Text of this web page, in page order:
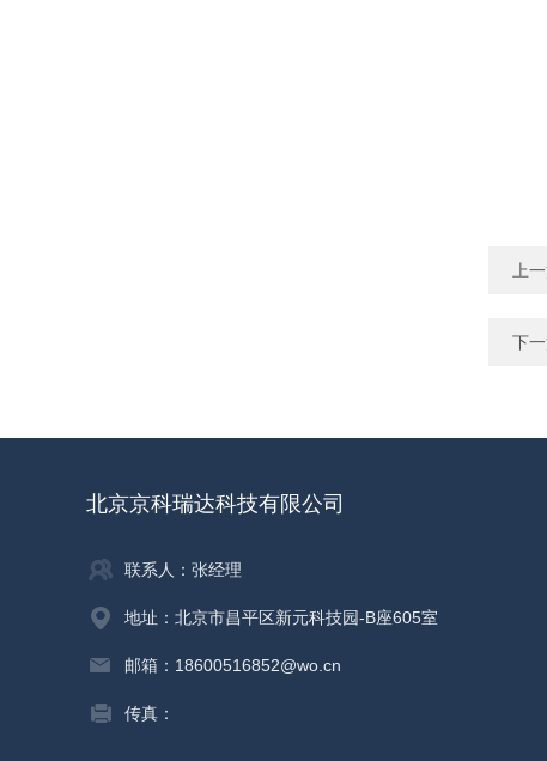
上
下一
北京京科瑞达科技有限公司
联系人：张经理
地址：北京市昌平区新元科技园-B座605室
邮箱：18600516852@wo.cn
传真：